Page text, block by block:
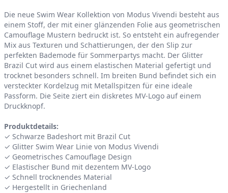
Die neue Swim Wear Kollektion von Modus Vivendi besteht aus
einem Stoff, der mit einer glänzenden Folie aus geometrischen
Camouflage Mustern bedruckt ist. So entsteht ein aufregender
Mix aus Texturen und Schattierungen, der den Slip zur
perfekten Bademode für Sommerpartys macht. Der Glitter
Brazil Cut wird aus einem elastischen Material gefertigt und
trocknet besonders schnell. Im breiten Bund befindet sich ein
versteckter Kordelzug mit Metallspitzen für eine ideale
Passform. Die Seite ziert ein diskretes MV-Logo auf einem
Druckknopf.
Produktdetails:
✓ Schwarze Badeshort mit Brazil Cut
✓ Glitter Swim Wear Linie von Modus Vivendi
✓ Geometrisches Camouflage Design
✓ Elastischer Bund mit dezentem MV-Logo
✓ Schnell trocknendes Material
✓ Hergestellt in Griechenland